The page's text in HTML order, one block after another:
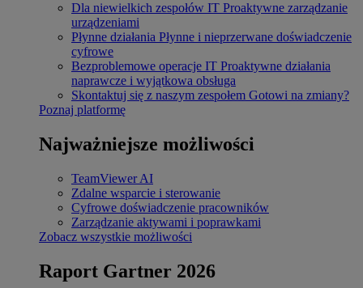
Dla niewielkich zespołów IT Proaktywne zarządzanie
urządzeniami
Płynne działania Płynne i nieprzerwane doświadczenie
cyfrowe
Bezproblemowe operacje IT Proaktywne działania
naprawcze i wyjątkowa obsługa
Skontaktuj się z naszym zespołem Gotowi na zmiany?
Poznaj platformę
Najważniejsze możliwości
TeamViewer AI
Zdalne wsparcie i sterowanie
Cyfrowe doświadczenie pracowników
Zarządzanie aktywami i poprawkami
Zobacz wszystkie możliwości
Raport Gartner 2026